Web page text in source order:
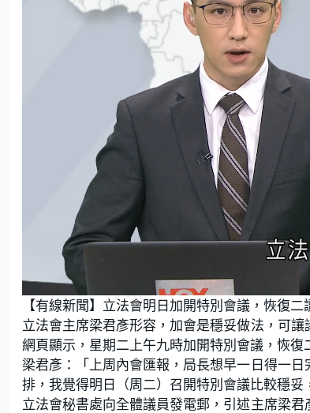
U
n
m
u
t
e
a
d
d
1
8
4
9
%
【有線新聞】立法會明日加開特別會議，恢復
立法會主席梁君彥形容，加會是穩妥做法，可
網頁顯示，星期二上午九時加開特別會議，恢復
梁君彥：「上周內會匯報，局長想早一日得一
排，我覺得明日（周二）召開特別會議比較穩妥
立法會秘書處向全體議員發電郵，引述主席梁